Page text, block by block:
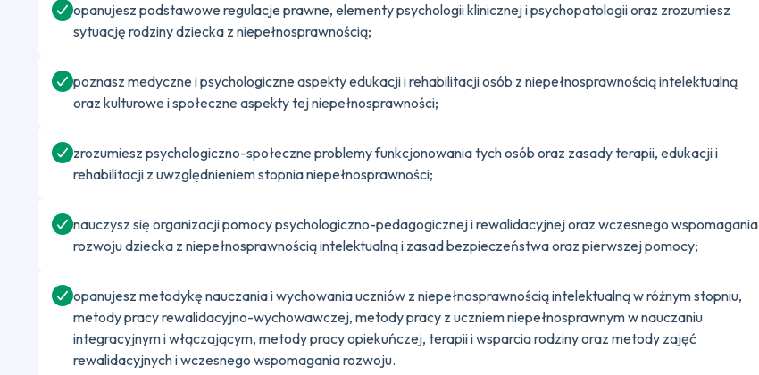
opanujesz podstawowe regulacje prawne, elementy psychologii klinicznej i psychopatologii oraz zrozumiesz
sytuację rodziny dziecka z niepełnosprawnością;
poznasz medyczne i psychologiczne aspekty edukacji i rehabilitacji osób z niepełnosprawnością intelektualną
oraz kulturowe i społeczne aspekty tej niepełnosprawności;
zrozumiesz psychologiczno-społeczne problemy funkcjonowania tych osób oraz zasady terapii, edukacji i
rehabilitacji z uwzględnieniem stopnia niepełnosprawności;
nauczysz się organizacji pomocy psychologiczno-pedagogicznej i rewalidacyjnej oraz wczesnego wspomagania
rozwoju dziecka z niepełnosprawnością intelektualną i zasad bezpieczeństwa oraz pierwszej pomocy;
opanujesz metodykę nauczania i wychowania uczniów z niepełnosprawnością intelektualną w różnym stopniu,
metody pracy rewalidacyjno-wychowawczej, metody pracy z uczniem niepełnosprawnym w nauczaniu
integracyjnym i włączającym, metody pracy opiekuńczej, terapii i wsparcia rodziny oraz metody zajęć
rewalidacyjnych i wczesnego wspomagania rozwoju.